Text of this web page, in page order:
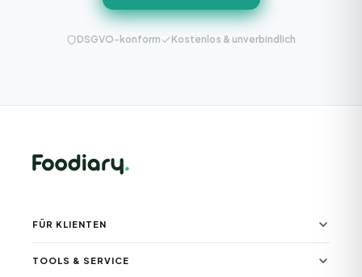
DSGVO-konform Kostenlos & unverbindlich
FÜR KLIENTEN
TOOLS & SERVICE